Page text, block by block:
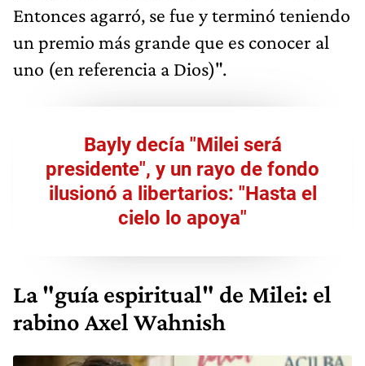
Entonces agarró, se fue y terminó teniendo
un premio más grande que es conocer al
uno (en referencia a Dios)".
Bayly decía "Milei será
presidente", y un rayo de fondo
ilusionó a libertarios: "Hasta el
cielo lo apoya"
La "guía espiritual" de Milei: el
rabino Axel Wahnish